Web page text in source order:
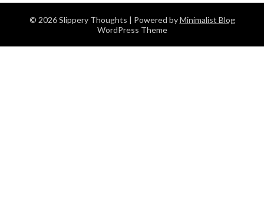
© 2026 Slippery Thoughts | Powered byMinimalist Blog
WordPress Theme